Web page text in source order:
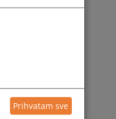
Prihvatam sve